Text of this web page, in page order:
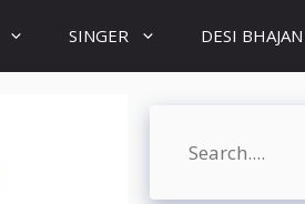
SINGER DESI BHAJAN
Search